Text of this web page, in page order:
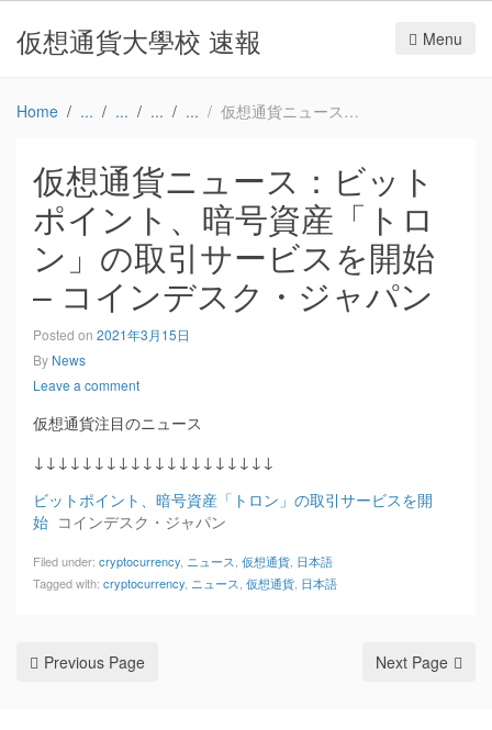
仮想通貨大學校 速報 Menu
Home 仮想通貨ニュース：ビットポイント、暗号資産「トロン」の取引サービスを開始 – コインデスク・ジャパン
仮想通貨ニュース：ビット
ポイント、暗号資産「トロ
ン」の取引サービスを開始
– コインデスク・ジャパン
Posted on 2021年3月15日
By News
Leave a comment
仮想通貨注目のニュース
↓↓↓↓↓↓↓↓↓↓↓↓↓↓↓↓↓↓↓↓
ビットポイント、暗号資産「トロン」の取引サービスを開
始 コインデスク・ジャパン
Filed under: cryptocurrency ニュース 仮想通貨 日本語
Tagged with: cryptocurrency ニュース 仮想通貨 日本語
Previous Page Next Page